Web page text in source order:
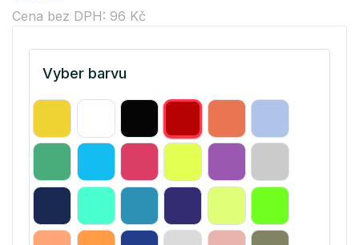
Cena bez DPH: 96 Kč
Vyber barvu